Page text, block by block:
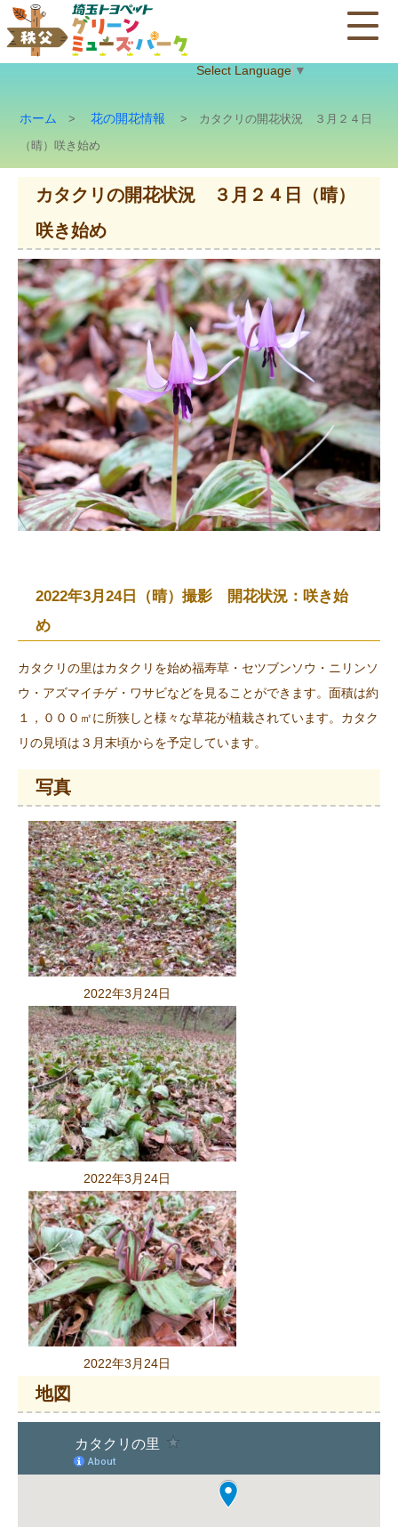
Select Language ▼
ホーム >花の開花情報 > カタクリの開花状況 ３月２４日
（晴）咲き始め
カタクリの開花状況 ３月２４日（晴）
咲き始め
2022年3月24日（晴）撮影 開花状況：咲き始
め
カタクリの里はカタクリを始め福寿草・セツブンソウ・ニリンソ
ウ・アズマイチゲ・ワサビなどを見ることができます。面積は約
１，０００㎡に所狭しと様々な草花が植栽されています。カタク
リの見頃は３月末頃からを予定しています。
写真
2022年3月24日
2022年3月24日
2022年3月24日
地図